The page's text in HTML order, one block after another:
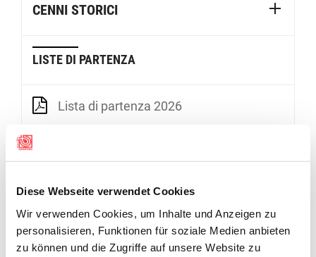
Diese Webseite verwendet Cookies
Wir verwenden Cookies, um Inhalte und Anzeigen zu
personalisieren, Funktionen für soziale Medien anbieten
zu können und die Zugriffe auf unsere Website zu
CENNI STORICI
LISTE DI PARTENZA
Lista di partenza 2026